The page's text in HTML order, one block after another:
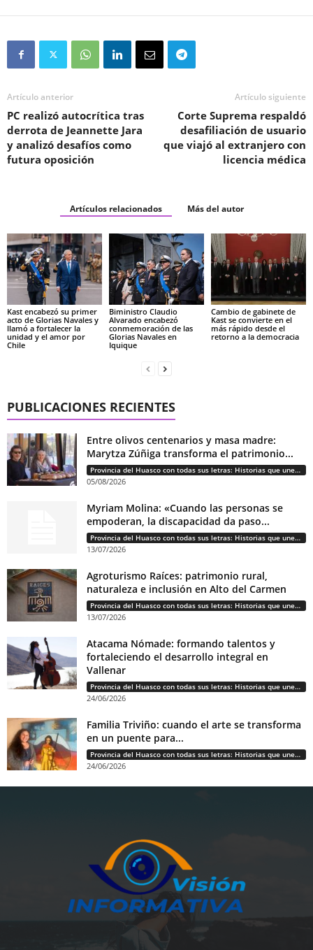
Artículo anterior
PC realizó autocrítica tras
derrota de Jeannette Jara
y analizó desafíos como
futura oposición
Artículo siguiente
Corte Suprema respaldó
desafiliación de usuario
que viajó al extranjero con
licencia médica
Artículos relacionados Más del autor
Kast encabezó su primer
acto de Glorias Navales y
llamó a fortalecer la
unidad y el amor por
Chile
Biministro Claudio
Alvarado encabezó
conmemoración de las
Glorias Navales en
Iquique
Cambio de gabinete de
Kast se convierte en el
más rápido desde el
retorno a la democracia
PUBLICACIONES RECIENTES
Entre olivos centenarios y masa madre:
Marytza Zúñiga transforma el patrimonio...
Provincia del Huasco con todas sus letras: Historias que unen cultura, diversidad e identidad
05/08/2026
Myriam Molina: «Cuando las personas se
empoderan, la discapacidad da paso...
Provincia del Huasco con todas sus letras: Historias que unen cultura, diversidad e identidad
13/07/2026
Agroturismo Raíces: patrimonio rural,
naturaleza e inclusión en Alto del Carmen
Provincia del Huasco con todas sus letras: Historias que unen cultura, diversidad e identidad
13/07/2026
Atacama Nómade: formando talentos y
fortaleciendo el desarrollo integral en
Vallenar
Provincia del Huasco con todas sus letras: Historias que unen cultura, diversidad e identidad
24/06/2026
Familia Triviño: cuando el arte se transforma
en un puente para...
Provincia del Huasco con todas sus letras: Historias que unen cultura, diversidad e identidad
24/06/2026